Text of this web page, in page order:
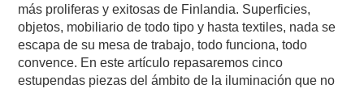
más proliferas y exitosas de Finlandia. Superficies,
objetos, mobiliario de todo tipo y hasta textiles, nada se
escapa de su mesa de trabajo, todo funciona, todo
convence. En este artículo repasaremos cinco
estupendas piezas del ámbito de la iluminación que no